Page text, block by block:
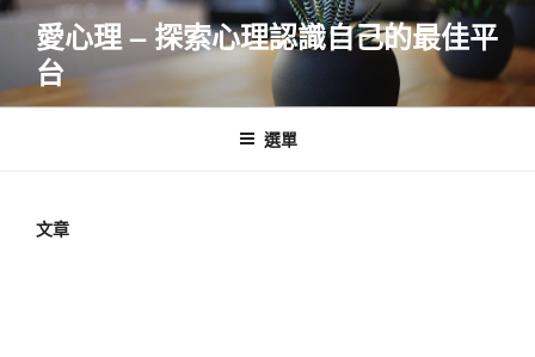
跳
要
愛心理 – 探索心理認識自己的最佳平
台
選單
文章